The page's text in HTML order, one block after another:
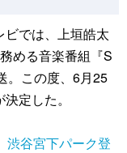
ビでは、上垣皓太
める音楽番組『S
。この度、6月25
定した。
渋谷宮下パーク登